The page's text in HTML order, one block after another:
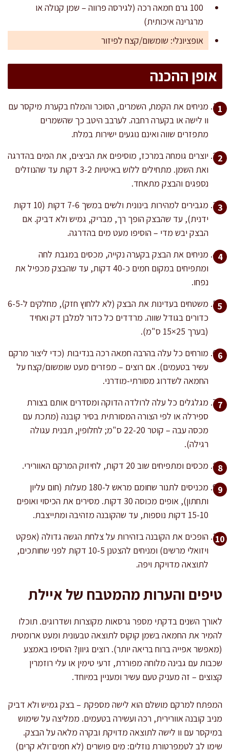
100 גרם חמאה רכה (לגירסה פרווה – שמן קנולה או
מרגרינה איכותית)
אופציונלי: שומשום/קצח לפיזור
אופן ההכנה
מניחים את הקמח, השמרים, הסוכר והמלח בקערת מיקסר עם
וו לישה או בקערה רחבה. לערבב היטב כך שהשמרים
מתפזרים שווה ואינם נוגעים ישירות במלח.
יוצרים גומחה במרכז, מוסיפים את הביצים, את המים בהדרגה
ואת השמן. מתחילים ללוש באיטיות 3-2 דקות עד שהנוזלים
נספגים והבצק מתאחד.
מגבירים למהירות בינונית ולשים במשך 7-6 דקות (10 דקות
ידנית), עד שהבצק הופך רך, מבריק, גמיש ולא דביק. אם
הבצק יבש מדי – הוסיפו מעט מים בהדרגה.
מניחים את הבצק בקערה נקייה, מכסים במגבת לחה
ומתפיחים במקום חמים כ-40 דקות, עד שהבצק מכפיל את
נפחו.
משטחים בעדינות את הבצק (לא ללחוץ חזק), מחלקים ל-6-5
כדורים בגודל שווה. מרדדים כל כדור למלבן דק ואחיד
(בערך 25×15 ס"מ).
מורחים כל עלה בהרבה חמאה רכה בנדיבות (כדי ליצור מרקם
עשיר בטעמים). אם רוצים – מפזרים מעט שומשום/קצח על
החמאה לשדרוג מסורתי-מודרני.
מגלגלים כל עלה לרולדה הדוקה ומסדרים אותם בצורת
ספירלה או לפי הצורה המסורתית בסיר קובנה (מתכת עם
מכסה עבה – קוטר 22-20 ס"מ; לחלופין, תבנית עגולה
רגילה).
מכסים ומתפיחים שוב 20 דקות, לחיזוק המרקם האוורירי.‏
מכניסים לתנור שחומם מראש ל-180 מעלות (חום עליון
ותחתון), אופים מכוסה 30 דקות. מסירים את הכיסוי ואופים
15-10 דקות נוספות, עד שהקובנה מזהיבה ומתייצבת.
הופכים את הקובנה בזהירות על צלחת הגשה גדולה (אפקט
ויזואלי מרשים) ומניחים להצטנן 10-5 דקות לפני שחותכים,
לתוצאה מדויקת ויפה.
טיפים והערות מהמטבח של איילת
לאורך השנים בדקתי מספר גרסאות מקוצרות ושדרוגים. תוכלו
להמיר את החמאה בשמן קוקוס לתוצאה טבעונית ומעט ארומטית
(מאפשר אפייה ברוח בריאה יותר). רוצים גיוון? הוסיפו באמצע
שכבות עם גבינה מלוחה מפוררת, זרעי טימין או עלי רוזמרין
קצוצים – זה מעניק טעם עשיר ומעניין במיוחד.
המפתח למרקם מושלם הוא לישה מספקת – בצק גמיש ולא דביק
מניב קובנה אוורירית, רכה ועשירה בטעמים. ממליצה על שימוש
במיקסר עם וו לישה לתוצאה מדויקת ובקרה מלאה על הבצק.
שימו לב לטמפרטורת נוזלים: מים פושרים (לא חמים־ולא קרים)